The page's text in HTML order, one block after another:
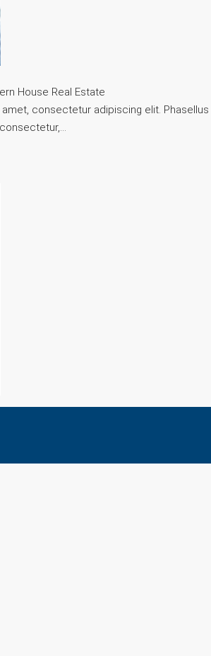
House Real Estate
consectetur adipiscing elit. Phasellus